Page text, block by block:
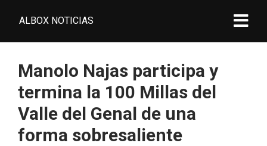
ALBOX NOTICIAS
Manolo Najas participa y
termina la 100 Millas del
Valle del Genal de una
forma sobresaliente